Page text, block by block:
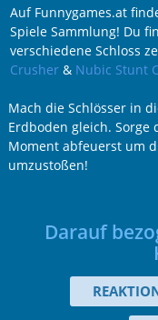
Auf Funnygames.at
Spiele Sammlung! Du
verschiedene Schloss
Crusher& Nubic Stunt
Mach die Schlösser in
Erdboden gleich.
Moment abfeuerst um
umzustoßen!
Darauf